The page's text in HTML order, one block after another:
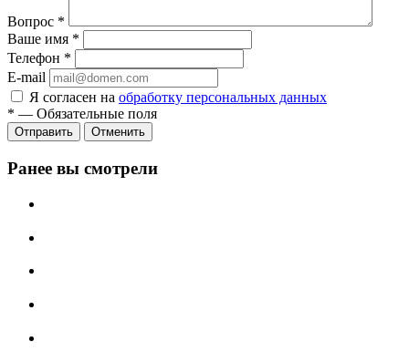
Вопрос *
Ваше имя *
Телефон *
E-mail
Я согласен на обработку персональных данных
* — Обязательные поля
Отменить
Ранее вы смотрели